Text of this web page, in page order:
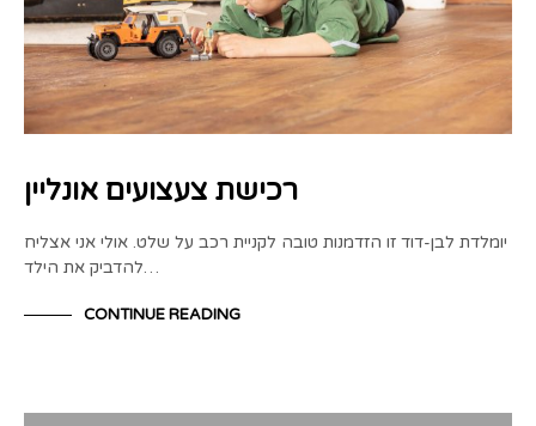
רכישת צעצועים אונליין
יומלדת לבן-דוד זו הזדמנות טובה לקניית רכב על שלט. אולי אני אצליח
להדביק את הילד…
CONTINUE READING